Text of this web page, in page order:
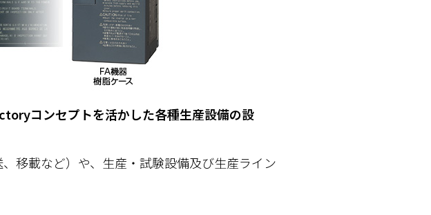
コンセプトを活かした各種生産設備の設
移載など）や、生産・試験設備及び生産ライン